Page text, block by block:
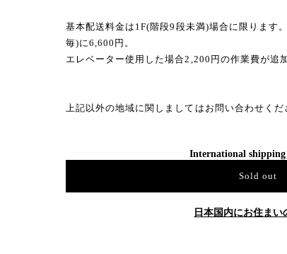
基本配送料金は1F(階段9段未満)場合に限ります
毎)に6,600円。
エレベーター使用した場合2,200円の作業費が追
上記以外の地域に関しましてはお問い合わせくだ
International shipping
Sold out
日本国内にお住まい